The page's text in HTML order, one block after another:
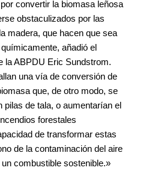
convertir la biomasa leñosa
obstaculizados por las
madera, que hacen que sea
añadió el
la ABPDU Eric Sundstrom.
una vía de conversión de
que, de otro modo, se
de tala, o aumentarían el
forestales
de transformar estas
de la contaminación del aire
combustible sostenible.»